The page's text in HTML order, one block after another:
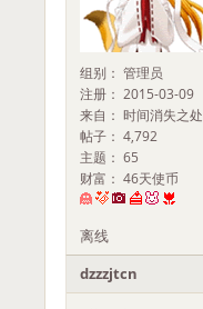
组别： 管理员
注册： 2015-03-09
来自： 时间消失之处
帖子： 4,792
主题： 65
财富： 46天使币
离线
dzzzjtcn